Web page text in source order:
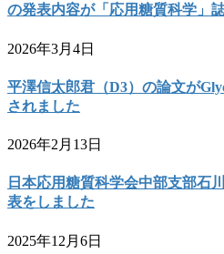
の発表内容が「応用糖質科学」
2026年3月4日
平澤信太郎君（D3）の論文が
されました
2026年2月13日
日本応用糖質科学会中部支部石
表をしました
2025年12月6日